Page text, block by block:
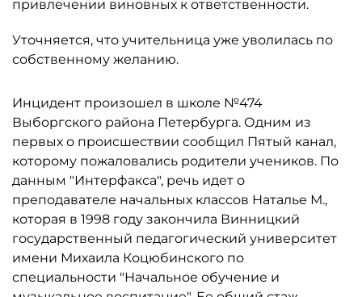
привлечении виновных к ответственности.
Уточняется, что учительница уже уволилась по
собственному желанию.
Инцидент произошел в школе №474
Выборгского района Петербурга. Одним из
первых о происшествии сообщил Пятый канал,
которому пожаловались родители учеников. По
данным "Интерфакса", речь идет о
преподавателе начальных классов Наталье М.,
которая в 1998 году закончила Винницкий
государственный педагогический университет
имени Михаила Коцюбинского по
специальности "Начальное обучение и